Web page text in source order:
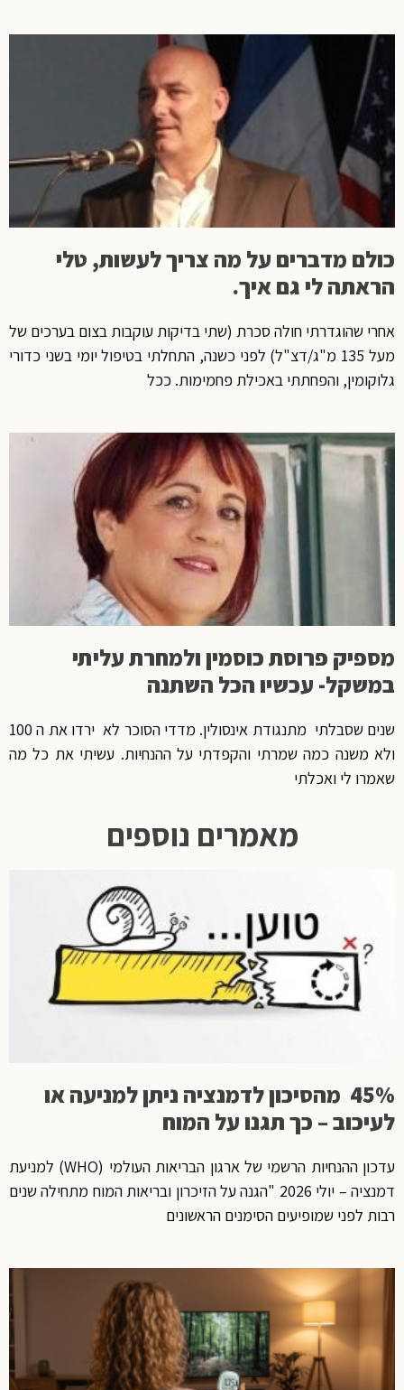
כולם מדברים על מה צריך לעשות, טלי
הראתה לי גם איך.
אחרי שהוגדרתי חולה סכרת (שתי בדיקות עוקבות בצום בערכים של
מעל 135 מ"ג/דצ"ל) לפני כשנה, התחלתי בטיפול יומי בשני כדורי
גלוקומין, והפחתתי באכילת פחמימות. ככל
מספיק פרוסת כוסמין ולמחרת עליתי
במשקל- עכשיו הכל השתנה
שנים שסבלתי מתנגודת אינסולין. מדדי הסוכר לא ירדו את ה 100
ולא משנה כמה שמרתי והקפדתי על ההנחיות. עשיתי את כל מה
שאמרו לי ואכלתי
מאמרים נוספים
45% מהסיכון לדמנציה ניתן למניעה או
לעיכוב – כך תגנו על המוח
עדכון ההנחיות הרשמי של ארגון הבריאות העולמי (WHO) למניעת
דמנציה – יולי 2026 "הגנה על הזיכרון ובריאות המוח מתחילה שנים
רבות לפני שמופיעים הסימנים הראשונים